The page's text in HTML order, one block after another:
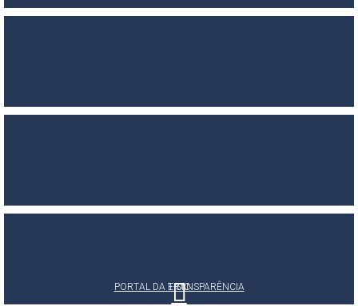
PORTAL DA TRANSPARÊNCIA
E-SIC